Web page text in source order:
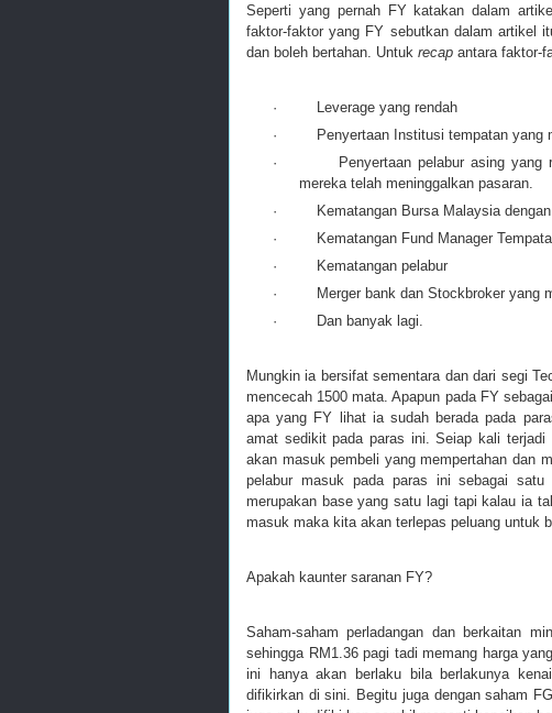
Seperti yang pernah FY katakan dalam
faktor-faktor yang FY sebutkan dalam artikel
dan boleh bertahan. Untuk recap antara faktor-
·
Leverage yang rendah
·
Penyertaan Institusi tempatan yang
·
Penyertaan pelabur asing
mereka telah meninggalkan pasaran.
·
Kematangan Bursa Malaysia
·
Kematangan Fund Manager
·
Kematangan pelabur
·
Merger bank dan Stockbroker yang
·
Dan banyak lagi.
Mungkin ia bersifat sementara dan dari segi
mencecah 1500 mata. Apapun pada FY
apa yang FY lihat ia sudah berada pada
amat sedikit pada paras ini. Seiap kali
akan masuk pembeli yang mempertahan dan
pelabur masuk pada paras ini sebagai
merupakan base yang satu lagi tapi kalau ia
masuk maka kita akan terlepas peluang untuk
Apakah kaunter saranan FY?
Saham-saham perladangan dan berkaitan
sehingga RM1.36 pagi tadi memang harga
ini hanya akan berlaku bila berlakunya
difikirkan di sini. Begitu juga dengan saham